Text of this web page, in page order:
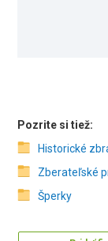
Pozrite si tiež:
Historické
Zberateľské
Šperky